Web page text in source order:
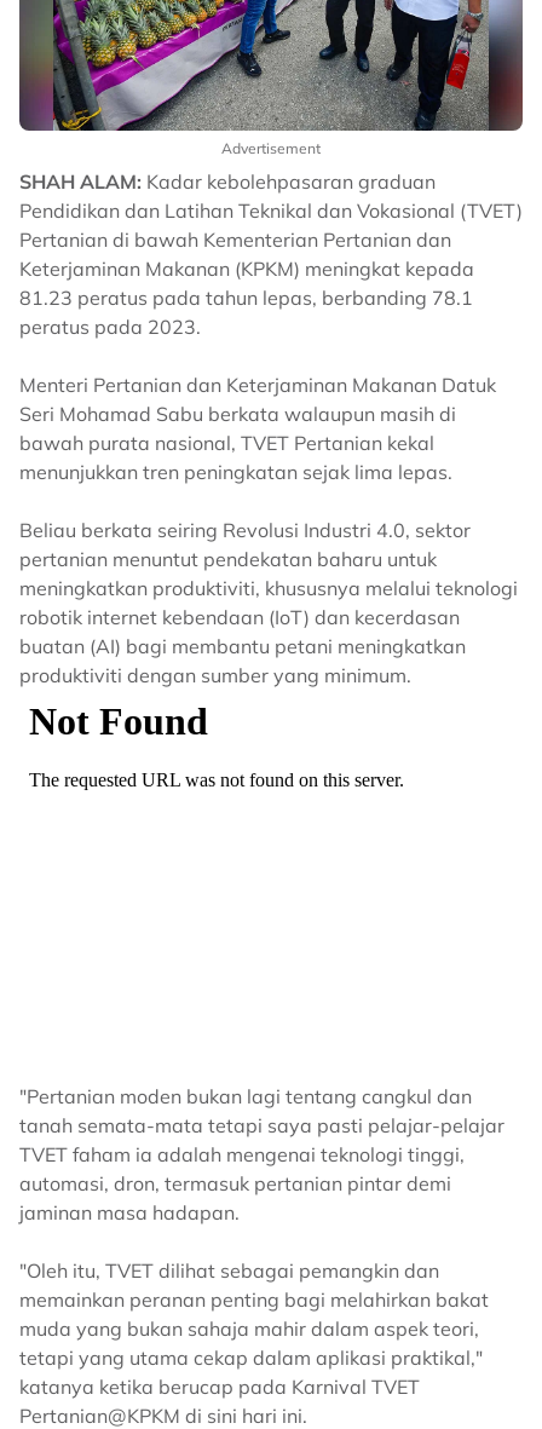
Advertisement
SHAH ALAM: Kadar kebolehpasaran graduan
Pendidikan dan Latihan Teknikal dan Vokasional (TVET)
Pertanian di bawah Kementerian Pertanian dan
Keterjaminan Makanan (KPKM) meningkat kepada
81.23 peratus pada tahun lepas, berbanding 78.1
peratus pada 2023.
Menteri Pertanian dan Keterjaminan Makanan Datuk
Seri Mohamad Sabu berkata walaupun masih di
bawah purata nasional, TVET Pertanian kekal
menunjukkan tren peningkatan sejak lima lepas.
Beliau berkata seiring Revolusi Industri 4.0, sektor
pertanian menuntut pendekatan baharu untuk
meningkatkan produktiviti, khususnya melalui teknologi
robotik internet kebendaan (IoT) dan kecerdasan
buatan (AI) bagi membantu petani meningkatkan
produktiviti dengan sumber yang minimum.
"Pertanian moden bukan lagi tentang cangkul dan
tanah semata-mata tetapi saya pasti pelajar-pelajar
TVET faham ia adalah mengenai teknologi tinggi,
automasi, dron, termasuk pertanian pintar demi
jaminan masa hadapan.
"Oleh itu, TVET dilihat sebagai pemangkin dan
memainkan peranan penting bagi melahirkan bakat
muda yang bukan sahaja mahir dalam aspek teori,
tetapi yang utama cekap dalam aplikasi praktikal,"
katanya ketika berucap pada Karnival TVET
Pertanian@KPKM di sini hari ini.